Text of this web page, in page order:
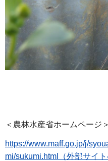
＜農林水産省ホームページ＞
https://www.maff.go.jp/j/
mi/sukumi.html（外部サイト